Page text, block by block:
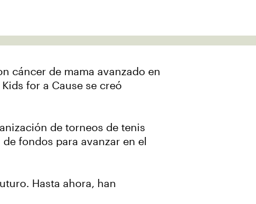
cáncer de mama avanzado en
for a Cause se creó
de torneos de tenis
fondos para avanzar en el
Hasta ahora, han